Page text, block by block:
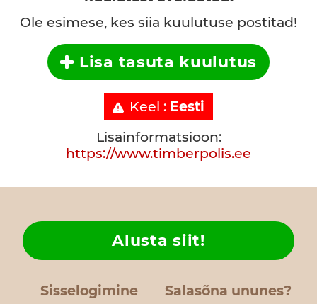
Ole esimese, kes siia kuulutuse postitad!
Lisa tasuta kuulutus
Keel : Eesti
Lisainformatsioon:
https://www.timberpolis.ee
Sisselogimine Salasõna ununes?
Alusta siit!